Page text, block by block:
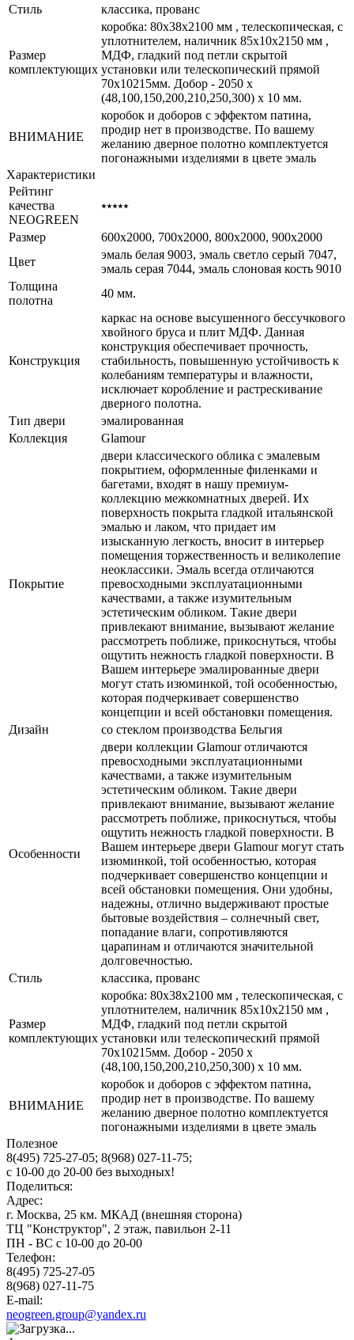
Стиль
классика, прованс
Размер
комплектующих
коробка: 80x38x2100 мм , телескопическая, с
уплотнителем, наличник 85x10x2150 мм ,
МДФ, гладкий под петли скрытой
установки или телескопический прямой
70x10215мм. Добор - 2050 х
(48,100,150,200,210,250,300) х 10 мм.
ВНИМАНИЕ
коробок и доборов с эффектом патина,
продир нет в производстве. По вашему
желанию дверное полотно комплектуется
погонажными изделиями в цвете эмаль
Характеристики
Рейтинг
качества
NEOGREEN
⭑⭑⭑⭑⭑
Размер
600x2000, 700x2000, 800x2000, 900x2000
Цвет
эмаль белая 9003, эмаль светло серый 7047,
эмаль серая 7044, эмаль слоновая кость 9010
Толщина
полотна
40 мм.
Конструкция
каркас на основе высушенного бессучкового
хвойного бруса и плит МДФ. Данная
конструкция обеспечивает прочность,
стабильность, повышенную устойчивость к
колебаниям температуры и влажности,
исключает коробление и растрескивание
дверного полотна.
Тип двери
эмалированная
Коллекция
Glamour
Покрытие
двери классического облика с эмалевым
покрытием, оформленные филенками и
багетами, входят в нашу премиум-
коллекцию межкомнатных дверей. Их
поверхность покрыта гладкой итальянской
эмалью и лаком, что придает им
изысканную легкость, вносит в интерьер
помещения торжественность и великолепие
неоклассики. Эмаль всегда отличаются
превосходными эксплуатационными
качествами, а также изумительным
эстетическим обликом. Такие двери
привлекают внимание, вызывают желание
рассмотреть поближе, прикоснуться, чтобы
ощутить нежность гладкой поверхности. В
Вашем интерьере эмалированные двери
могут стать изюминкой, той особенностью,
которая подчеркивает совершенство
концепции и всей обстановки помещения.
Дизайн
со стеклом производства Бельгия
Особенности
двери коллекции Glamour отличаются
превосходными эксплуатационными
качествами, а также изумительным
эстетическим обликом. Такие двери
привлекают внимание, вызывают желание
рассмотреть поближе, прикоснуться, чтобы
ощутить нежность гладкой поверхности. В
Вашем интерьере двери Glamour могут стать
изюминкой, той особенностью, которая
подчеркивает совершенство концепции и
всей обстановки помещения. Они удобны,
надежны, отлично выдерживают простые
бытовые воздействия – солнечный свет,
попадание влаги, сопротивляются
царапинам и отличаются значительной
долговечностью.
Стиль
классика, прованс
Размер
комплектующих
коробка: 80x38x2100 мм , телескопическая, с
уплотнителем, наличник 85x10x2150 мм ,
МДФ, гладкий под петли скрытой
установки или телескопический прямой
70x10215мм. Добор - 2050 х
(48,100,150,200,210,250,300) х 10 мм.
ВНИМАНИЕ
коробок и доборов с эффектом патина,
продир нет в производстве. По вашему
желанию дверное полотно комплектуется
погонажными изделиями в цвете эмаль
Полезное
8(495) 725-27-05; 8(968) 027-11-75;
с 10-00 до 20-00 без выходных!
Поделиться:
Адрес:
г. Москва, 25 км. МКАД (внешняя сторона)
ТЦ "Конструктор", 2 этаж, павильон 2-11
ПН - ВС с 10-00 до 20-00
Телефон:
8(495) 725-27-05
8(968) 027-11-75
E-mail:
neogreen.group@yandex.ru